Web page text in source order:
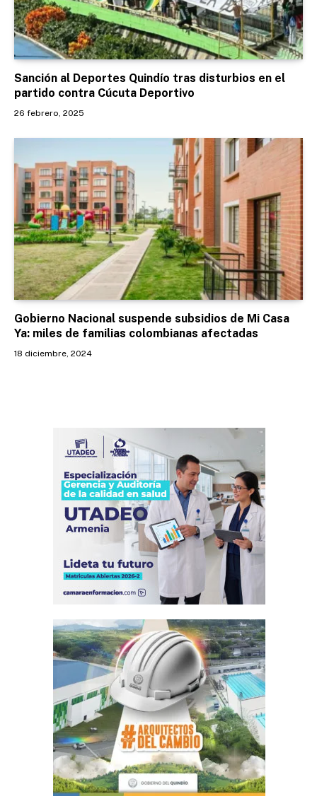
Sanción al Deportes Quindío tras disturbios en el
partido contra Cúcuta Deportivo
26 febrero, 2025
Gobierno Nacional suspende subsidios de Mi Casa
Ya: miles de familias colombianas afectadas
18 diciembre, 2024